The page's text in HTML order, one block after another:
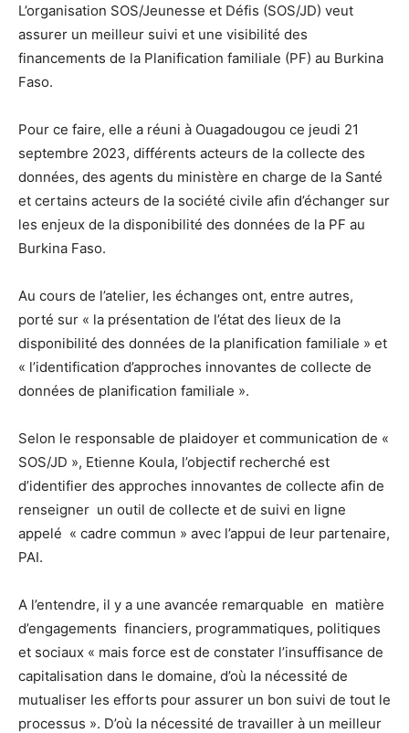
L’organisation SOS/Jeunesse et Défis (SOS/JD) veut
assurer un meilleur suivi et une visibilité des
financements de la Planification familiale (PF) au Burkina
Faso.
Pour ce faire, elle a réuni à Ouagadougou ce jeudi 21
septembre 2023, différents acteurs de la collecte des
données, des agents du ministère en charge de la Santé
et certains acteurs de la société civile afin d’échanger sur
les enjeux de la disponibilité des données de la PF au
Burkina Faso.
Au cours de l’atelier, les échanges ont, entre autres,
porté sur « la présentation de l’état des lieux de la
disponibilité des données de la planification familiale » et
« l’identification d’approches innovantes de collecte de
données de planification familiale ».
Selon le responsable de plaidoyer et communication de «
SOS/JD », Etienne Koula, l’objectif recherché est
d’identifier des approches innovantes de collecte afin de
renseigner un outil de collecte et de suivi en ligne
appelé « cadre commun » avec l’appui de leur partenaire,
PAI.
A l’entendre, il y a une avancée remarquable en matière
d’engagements financiers, programmatiques, politiques
et sociaux « mais force est de constater l’insuffisance de
capitalisation dans le domaine, d’où la nécessité de
mutualiser les efforts pour assurer un bon suivi de tout le
processus ». D’où la nécessité de travailler à un meilleur